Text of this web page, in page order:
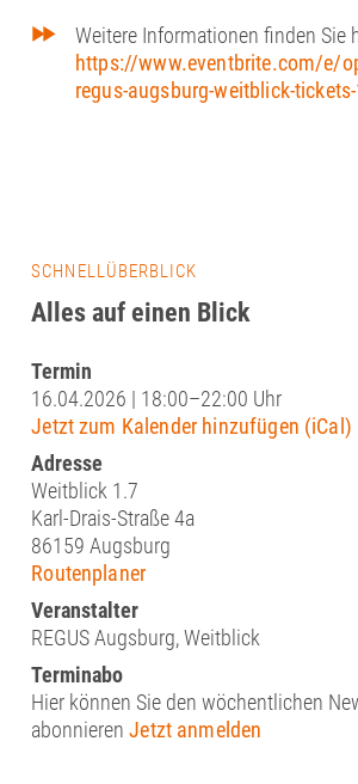
Weitere Informationen finden Sie
https://www.eventbrite.com/e/
regus-augsburg-weitblick-
SCHNELLÜBERBLICK
Alles auf einen Blick
Termin
16.04.2026 | 18:00–22:00 Uhr
Jetzt zum Kalender hinzufügen (iCal)
Adresse
Weitblick 1.7
Karl-Drais-Straße 4a
86159 Augsburg
Routenplaner
Veranstalter
REGUS Augsburg, Weitblick
Terminabo
Hier können Sie den wöchentlichen
abonnierenJetzt anmelden